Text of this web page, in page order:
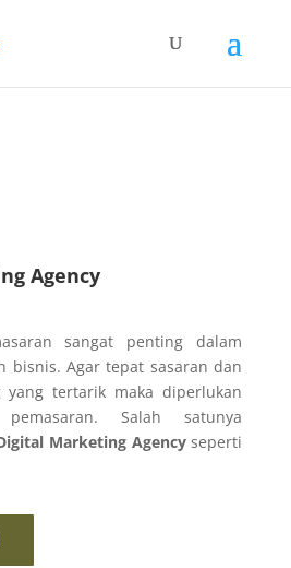
Agency
sangat penting dalam
bisnis. Agar tepat sasaran dan
yang tertarik maka diperlukan
Salah satunya
Marketing Agencyseperti